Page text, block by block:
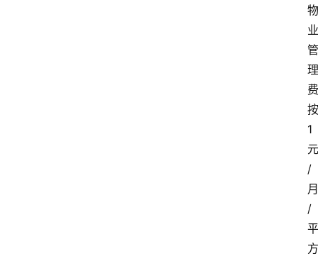
物
业
管
理
费
按
1
元
/
月
/
平
方